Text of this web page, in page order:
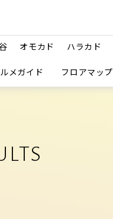
オモカド ハラカド
メガイド フロアマップ